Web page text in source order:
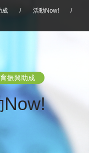
成 / 活動Now!
/
振興助成